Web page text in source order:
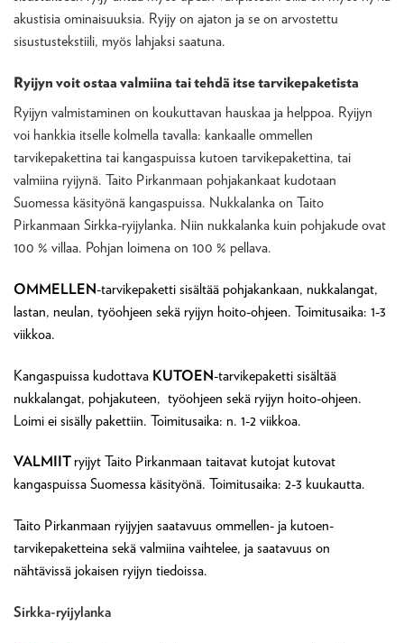
akustisia ominaisuuksia. Ryijy on ajaton ja se on arvostettu
sisustustekstiili, myös lahjaksi saatuna.
Ryijyn voit ostaa valmiina tai tehdä itse tarvikepaketista
Ryijyn valmistaminen on koukuttavan hauskaa ja helppoa. Ryijyn
voi hankkia itselle kolmella tavalla: kankaalle ommellen
tarvikepakettina tai kangaspuissa kutoen tarvikepakettina, tai
valmiina ryijynä. Taito Pirkanmaan pohjakankaat kudotaan
Suomessa käsityönä kangaspuissa. Nukkalanka on Taito
Pirkanmaan Sirkka-ryijylanka. Niin nukkalanka kuin pohjakude ovat
100 % villaa. Pohjan loimena on 100 % pellava.
OMMELLEN-tarvikepaketti sisältää pohjakankaan, nukkalangat,
lastan, neulan, työohjeen sekä ryijyn hoito-ohjeen. Toimitusaika: 1-3
viikkoa.
Kangaspuissa kudottava KUTOEN-tarvikepaketti sisältää
nukkalangat, pohjakuteen, työohjeen sekä ryijyn hoito-ohjeen.
Loimi ei sisälly pakettiin. Toimitusaika: n. 1-2 viikkoa.
VALMIITryijyt Taito Pirkanmaan taitavat kutojat kutovat
kangaspuissa Suomessa käsityönä. Toimitusaika: 2-3 kuukautta.
Taito Pirkanmaan ryijyjen saatavuus ommellen- ja kutoen-
tarvikepaketteina sekä valmiina vaihtelee, ja saatavuus on
nähtävissä jokaisen ryijyn tiedoissa.
Sirkka-ryijylanka